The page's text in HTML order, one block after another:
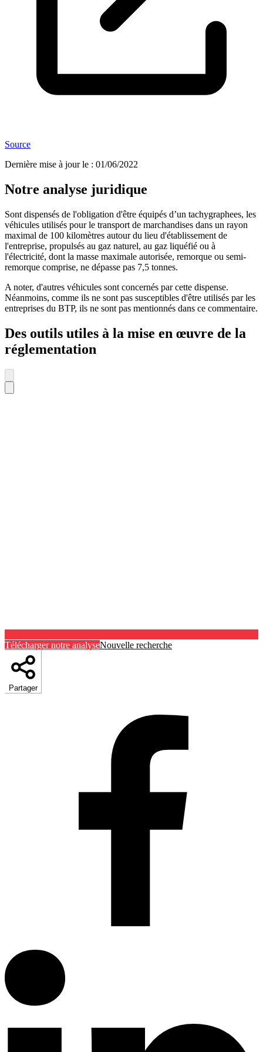
Source
Dernière mise à jour le : 01/06/2022
Notre analyse juridique
Sont dispensés de l'obligation d'être équipés d’un tachygraphees, les
véhicules utilisés pour le transport de marchandises dans un rayon
maximal de 100 kilomètres autour du lieu d'établissement de
l'entreprise, propulsés au gaz naturel, au gaz liquéfié ou à
l'électricité, dont la masse maximale autorisée, remorque ou semi-
remorque comprise, ne dépasse pas 7,5 tonnes.
A noter, d'autres véhicules sont concernés par cette dispense.
Néanmoins, comme ils ne sont pas susceptibles d'être utilisés par les
entreprises du BTP, ils ne sont pas mentionnés dans ce commentaire.
Des outils utiles à la mise en œuvre de la
réglementation
Télécharger notre analyseNouvelle recherche
Partager